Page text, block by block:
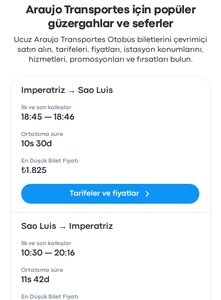
Araujo Transportes için popüler
güzergahlar ve seferler
Ucuz Araujo Transportes Otobüs biletlerini çevrimiçi
satın alın, tarifeleri, fiyatları, istasyon konumlarını,
hizmetleri, promosyonları ve fırsatları bulun.
Imperatriz → Sao Luis
İlk ve son kalkışlar
18:45 — 18:46
Ortalama süre
10s 30d
En Düşük Bilet Fiyatı
₺1.825
Tarifeler ve fiyatlar
Sao Luis → Imperatriz
İlk ve son kalkışlar
10:30 — 20:16
Ortalama süre
11s 42d
En Düşük Bilet Fiyatı